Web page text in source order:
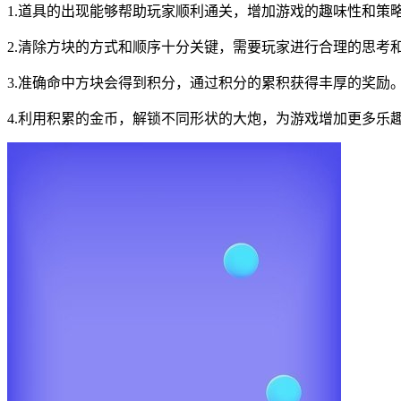
1.道具的出现能够帮助玩家顺利通关，增加游戏的趣味性和策略
2.清除方块的方式和顺序十分关键，需要玩家进行合理的思考
3.准确命中方块会得到积分，通过积分的累积获得丰厚的奖励。
4.利用积累的金币，解锁不同形状的大炮，为游戏增加更多乐趣